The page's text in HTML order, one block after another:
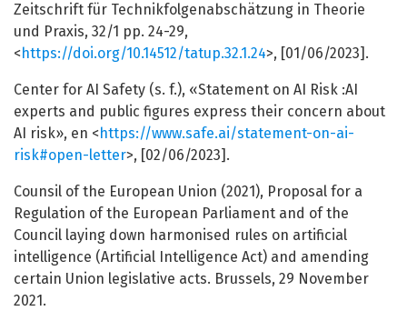
Zeitschrift für Technikfolgenabschätzung in Theorie
und Praxis, 32/1 pp. 24-29,
<https://doi.org/10.14512/tatup.32.1.24>, [01/06/2023].
Center for AI Safety (s. f.), «Statement on AI Risk :AI
experts and public figures express their concern about
AI risk», en <https://www.safe.ai/statement-on-ai-
risk#open-letter>, [02/06/2023].
Counsil of the European Union (2021), Proposal for a
Regulation of the European Parliament and of the
Council laying down harmonised rules on artificial
intelligence (Artificial Intelligence Act) and amending
certain Union legislative acts. Brussels, 29 November
2021.